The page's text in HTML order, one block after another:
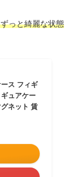
っと綺麗な状態
ス フィギ
ュアケー
ネット 賃